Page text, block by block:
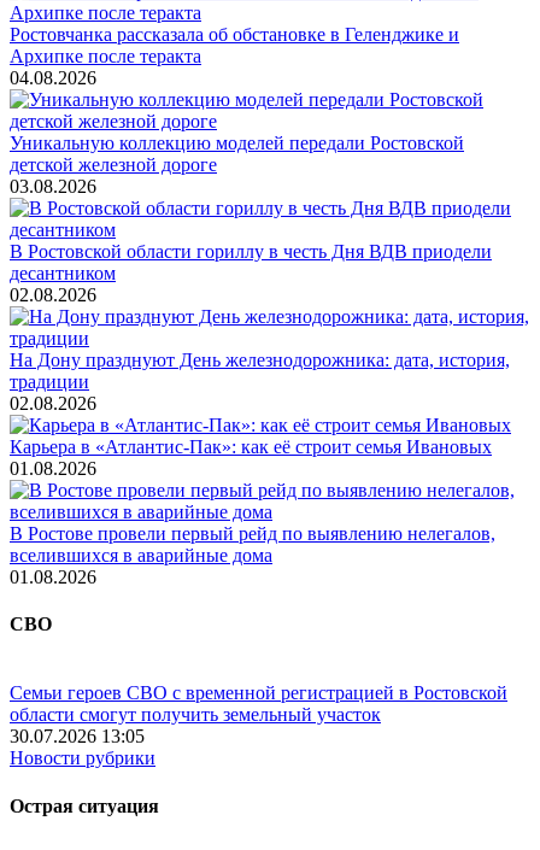
Ростовчанка рассказала об обстановке в Геленджике и
Архипке после теракта
04.08.2026
Уникальную коллекцию моделей передали Ростовской
детской железной дороге
03.08.2026
В Ростовской области гориллу в честь Дня ВДВ приодели
десантником
02.08.2026
На Дону празднуют День железнодорожника: дата, история,
традиции
02.08.2026
Карьера в «Атлантис-Пак»: как её строит семья Ивановых
01.08.2026
В Ростове провели первый рейд по выявлению нелегалов,
вселившихся в аварийные дома
01.08.2026
СВО
Семьи героев СВО с временной регистрацией в Ростовской
области смогут получить земельный участок
30.07.2026 13:05
Новости рубрики
Острая ситуация